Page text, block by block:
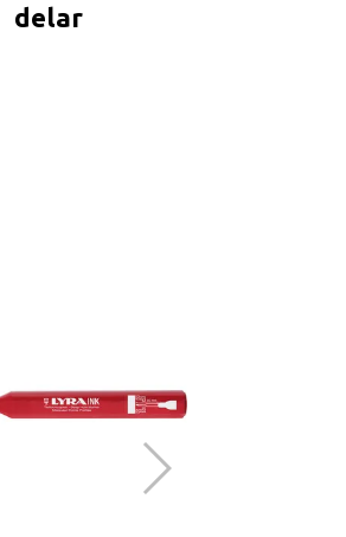
delar